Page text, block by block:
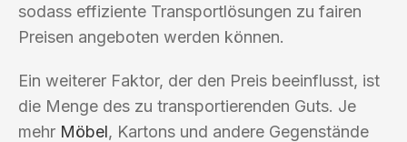
sodass effiziente Transportlösungen zu fairen
Preisen angeboten werden können.
Ein weiterer Faktor, der den Preis beeinflusst, ist
die Menge des zu transportierenden Guts. Je
mehr Möbel, Kartons und andere Gegenstände